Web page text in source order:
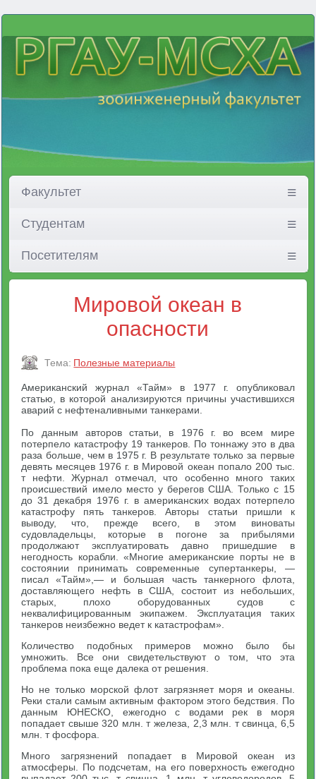
Факультет
Студентам
Посетителям
Мировой океан в
опасности
Тема: Полезные материалы
Американский журнал «Тайм» в 1977 г. опубликовал
статью, в которой анализируются причины участившихся
аварий с нефтеналивными танкерами.
По данным авторов статьи, в 1976 г. во всем мире
потерпело катастрофу 19 танкеров. По тоннажу это в два
раза больше, чем в 1975 г. В результате только за первые
девять месяцев 1976 г. в Мировой океан попало 200 тыс.
т нефти. Журнал отмечал, что особенно много таких
происшествий имело место у берегов США. Только с 15
до 31 декабря 1976 г. в американских водах потерпело
катастрофу пять танкеров. Авторы статьи пришли к
выводу, что, прежде всего, в этом виноваты
судовладельцы, которые в погоне за прибылями
продолжают эксплуатировать давно пришедшие в
негодность корабли. «Многие американские порты не в
состоянии принимать современные супертанкеры, —
писал «Тайм»,— и большая часть танкерного флота,
доставляющего нефть в США, состоит из небольших,
старых, плохо оборудованных судов с
неквалифицированным экипажем. Эксплуатация таких
танкеров неизбежно ведет к катастрофам».
Количество подобных примеров можно было бы
умножить. Все они свидетельствуют о том, что эта
проблема пока еще далека от решения.
Но не только морской флот загрязняет моря и океаны.
Реки стали самым активным фактором этого бедствия. По
данным ЮНЕСКО, ежегодно с водами рек в моря
попадает свыше 320 млн. т железа, 2,3 млн. т свинца, 6,5
млн. т фосфора.
Много загрязнений попадает в Мировой океан из
атмосферы. По подсчетам, на его поверхность ежегодно